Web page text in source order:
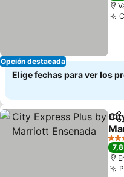
Opción destacada
Elige fechas para ver los
3
7,8